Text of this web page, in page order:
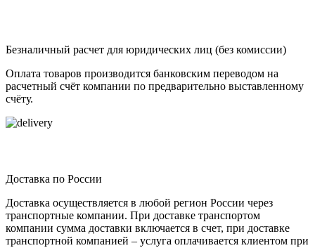
Безналичный расчет для юридических лиц (без комиссии)
Оплата товаров производится банковским переводом на
расчетный счёт компании по предварительно выставленному
счёту.
Доставка по России
Доставка осуществляется в любой регион России через
транспортные компании. При доставке транспортом
компании сумма доставки включается в счет, при доставке
транспортной компанией – услуга оплачивается клиентом при